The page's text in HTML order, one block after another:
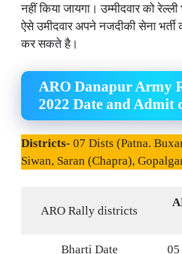
नहीं किया जायगा। उम्मीदवार को रेल्ली
ऐसे उमीदवार अपने नजदीकी सेना
कर सकते है।
ARO Danapur Army
2022 Date and Admit
Districts- 07 Dists (Patna.
Siwan, Saran (Chapra),
ARO Rally districts
Bharti Date 05